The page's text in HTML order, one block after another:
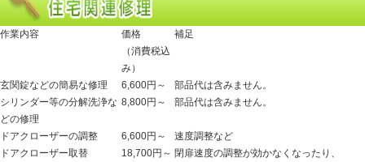
作業内容
価格
（消費税込
み）
補足
玄関錠などの簡易な修理 6,600円～
部品代は含みません。
シリンダー等の分解洗浄な
どの修理
8,800円～ 部品代は含みません。
ドアクローザーの調整 6,600円～
速度調整など
ドアクローザー取替
18,700円～ 閉扉速度の調整が効かなくなったり、